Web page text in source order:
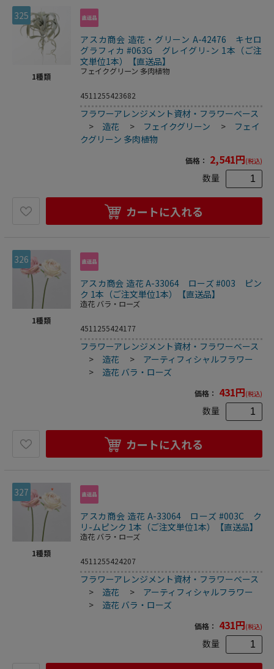
325
1種類
アスカ商会 造花・グリーン A-42476 キセロ
グラフィカ #063G グレイグリ-ン 1本（ご注
文単位1本）【直送品】
フェイクグリーン 多肉植物
4511255423682
フラワーアレンジメント資材・フラワーベース
> 造花 > フェイクグリーン > フェイ
クグリーン 多肉植物
価格： 2,541円(税込)
数量
カートに入れる
326
1種類
アスカ商会 造花 A-33064 ローズ #003 ピン
ク 1本（ご注文単位1本）【直送品】
造花 バラ・ローズ
4511255424177
フラワーアレンジメント資材・フラワーベース
> 造花 > アーティフィシャルフラワー
> 造花 バラ・ローズ
価格： 431円(税込)
数量
カートに入れる
327
1種類
アスカ商会 造花 A-33064 ローズ #003C ク
リ-ムピンク 1本（ご注文単位1本）【直送品】
造花 バラ・ローズ
4511255424207
フラワーアレンジメント資材・フラワーベース
> 造花 > アーティフィシャルフラワー
> 造花 バラ・ローズ
価格： 431円(税込)
数量